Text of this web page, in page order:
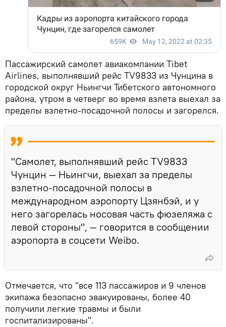
Пассажирский самолет авиакомпании Tibet
Airlines, выполнявший рейс TV9833 из Чунцина в
городской округ Ньингчи Тибетского автономного
района, утром в четверг во время взлета выехал за
пределы взлетно-посадочной полосы и загорелся.
"Самолет, выполнявший рейс TV9833
Чунцин — Ньингчи, выехал за пределы
взлетно-посадочной полосы в
международном аэропорту Цзянбэй, и у
него загорелась носовая часть фюзеляжа с
левой стороны", — говорится в сообщении
аэропорта в соцсети Weibo.
Отмечается, что "все 113 пассажиров и 9 членов
экипажа безопасно эвакуированы, более 40
получили легкие травмы и были
госпитализированы".